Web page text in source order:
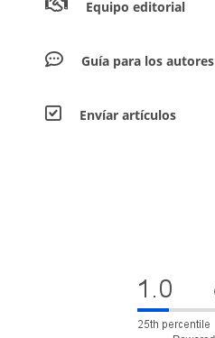
Equipo editorial
Guía para los autores
Envíar artículos